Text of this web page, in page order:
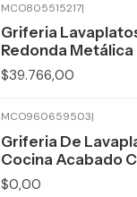
MCO805515217|
Griferia
Redonda Metálica
$39.766,00
MCO960659503|
Griferia De
Cocina Acabado
$0,00